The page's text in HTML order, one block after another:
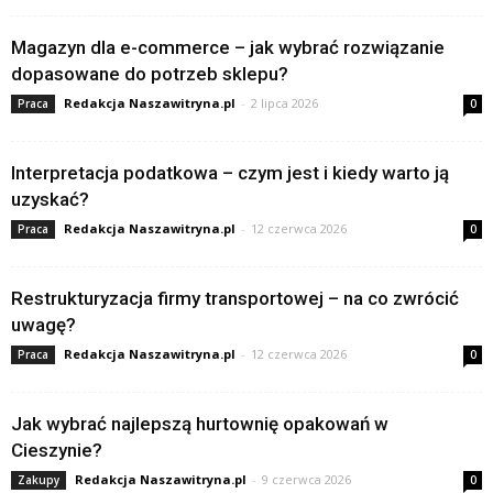
Magazyn dla e-commerce – jak wybrać rozwiązanie
dopasowane do potrzeb sklepu?
Praca Redakcja Naszawitryna.pl - 2 lipca 2026 0
Interpretacja podatkowa – czym jest i kiedy warto ją
uzyskać?
Praca Redakcja Naszawitryna.pl - 12 czerwca 2026 0
Restrukturyzacja firmy transportowej – na co zwrócić
uwagę?
Praca Redakcja Naszawitryna.pl - 12 czerwca 2026 0
Jak wybrać najlepszą hurtownię opakowań w
Cieszynie?
Zakupy Redakcja Naszawitryna.pl - 9 czerwca 2026 0